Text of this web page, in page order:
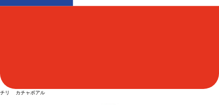
チリ カチャポアル